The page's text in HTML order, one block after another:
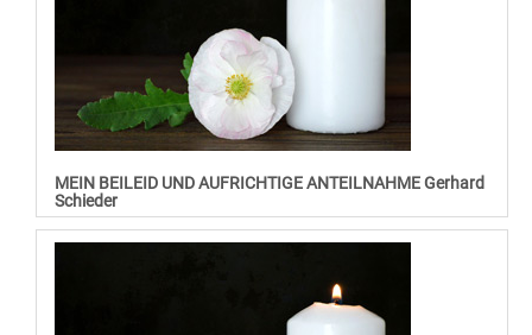
MEIN BEILEID UND AUFRICHTIGE ANTEILNAHME Gerhard
Schieder